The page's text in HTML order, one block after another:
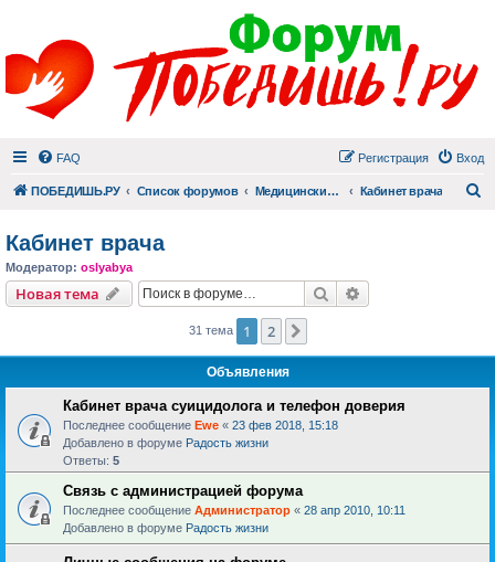
FAQ Вход
Регистрация
ПОБЕДИШЬ.РУ Список форумов Медицинский раздел Кабинет врача
Кабинет врача
Модератор: oslyabya
Новая тема Поиск
31 тема 1 2
Объявления
Кабинет врача суицидолога и телефон доверия
Последнее сообщение Ewe « 23 фев 2018, 15:18
Добавлено в форуме Радость жизни
Ответы: 5
Связь с администрацией форума
Последнее сообщение Администратор « 28 апр 2010, 10:11
Добавлено в форуме Радость жизни